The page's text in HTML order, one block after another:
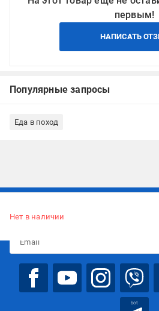
первым!
НАПИСАТЬ
Популярные запросы
Еда в поход
Нет в наличии
bot